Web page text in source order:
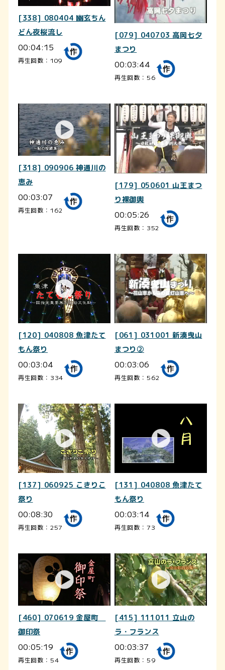
[338] 080404 幽玄ちん
どん夜桜流し
00:04:15
再生回数：109
[079] 040703 高岡七夕
まつり
00:03:44
再生回数：56
[318] 090906 神通川の
恵み
00:03:07
再生回数：162
[179] 050601 山王まつ
り裸御輿
00:05:26
再生回数：352
[120] 040808 魚津たて
もん祭り
00:03:04
再生回数：334
[061] 031001 新湊曳山
まつり②
00:03:06
再生回数：562
[137] 060925 こきりこ
祭り
00:08:30
再生回数：257
[131] 040808 魚津たて
もん祭り
00:03:14
再生回数：73
[460] 070619 金屋町
御印祭
00:05:19
再生回数：54
[415] 111011 立山の
ラ・フランス
00:03:37
再生回数：59